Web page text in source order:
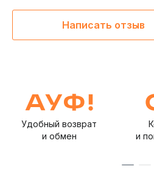
Написать отзыв
Удобный возврат
и обмен
и